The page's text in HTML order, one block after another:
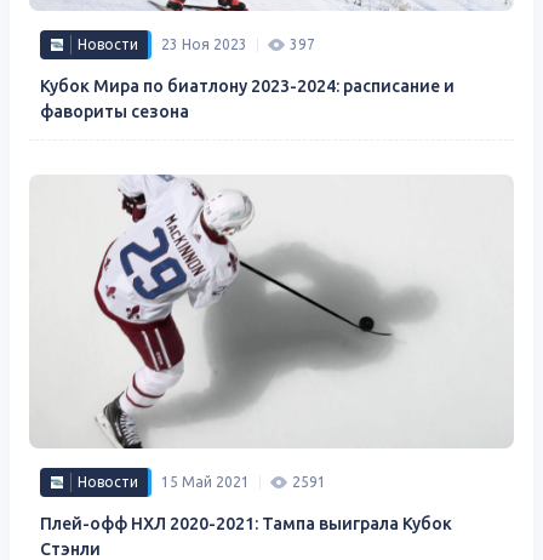
Новости 23 Ноя 2023 397
Кубок Мира по биатлону 2023-2024: расписание и
фавориты сезона
Новости 15 Май 2021 2591
Плей-офф НХЛ 2020-2021: Тампа выиграла Кубок
Стэнли